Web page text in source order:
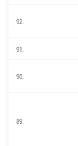
92.
91.
90.
89.